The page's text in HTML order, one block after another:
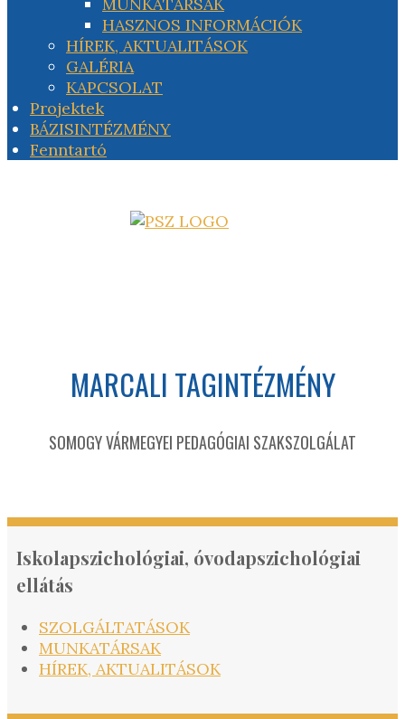
HASZNOS INFORMÁCIÓK
HÍREK, AKTUALITÁSOK
GALÉRIA
KAPCSOLAT
Projektek
BÁZISINTÉZMÉNY
Fenntartó
MARCALI TAGINTÉZMÉNY
SOMOGY VÁRMEGYEI PEDAGÓGIAI SZAKSZOLGÁLAT
Iskolapszichológiai, óvodapszichológiai
ellátás
SZOLGÁLTATÁSOK
MUNKATÁRSAK
HÍREK, AKTUALITÁSOK